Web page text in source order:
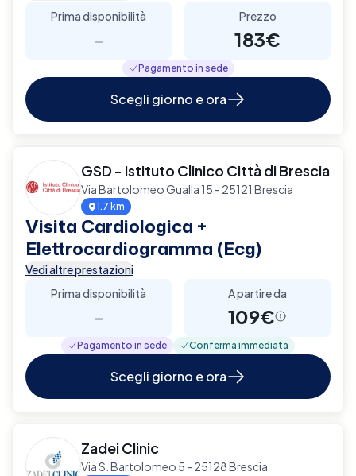
Prima disponibilità
-
Prezzo
183€
Pagamento in sede
Scegli giorno e ora
GSD - Istituto Clinico Città di Brescia
Via Bartolomeo Gualla 15 - 25121 Brescia
1.7 km
Visita Cardiologica +
Elettrocardiogramma (Ecg)
Vedi altre prestazioni
Prima disponibilità
-
A partire da
109€
Pagamento in sede Conferma immediata
Scegli giorno e ora
Zadei Clinic
Via S. Bartolomeo 5 - 25128 Brescia